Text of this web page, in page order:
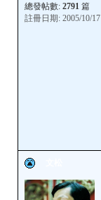
總發帖數: 2791篇
註冊日期: 2005/10/17